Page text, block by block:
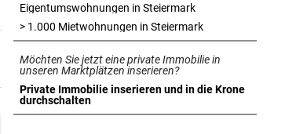
SCHON NÄCHSTE SAISON vor 2 Stunden
F1-Boss verrät: Es wird mehr
Sprintrennen geben
FREISPRÜCHE REGEN AUF vor 2 Stunden
Katzentöter-Anwalt: „Nie so viel
Eigentumswohnungen in Steiermarkin neuem Tab öffnen
> 1.000 Mietwohnungen in Steiermarkin neuem Tab öffnen
Möchten Sie jetzt eine private Immobilie in
unseren Marktplätzen inserieren?
Private Immobilie inserieren und in die Krone
durchschalten
in neuem Tab öffnen